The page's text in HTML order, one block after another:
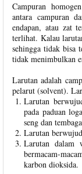
Campuran
antara campuran
endapan, atau zat
terlihat. Kalau
sehingga tidak bisa
tidak menimbulkan
Larutan adalah
pelarut (solvent).
Larutan
pada paduan
seng dan
Larutan
Larutan dalam
bermacam-
karbon dioksida.